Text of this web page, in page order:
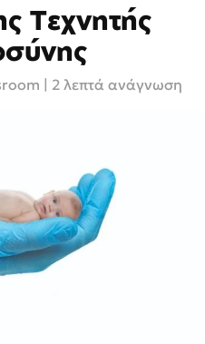
Τεχνητής
| 2 λεπτά ανάγνωση